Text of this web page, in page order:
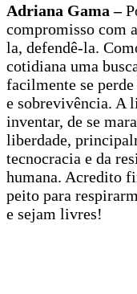
Adriana Gama –
compromisso com
la, defendê-la.
cotidiana uma
facilmente se
e sobrevivência. A
inventar, de se
liberdade,
tecnocracia e da
humana. Acredito
peito para
e sejam livres!